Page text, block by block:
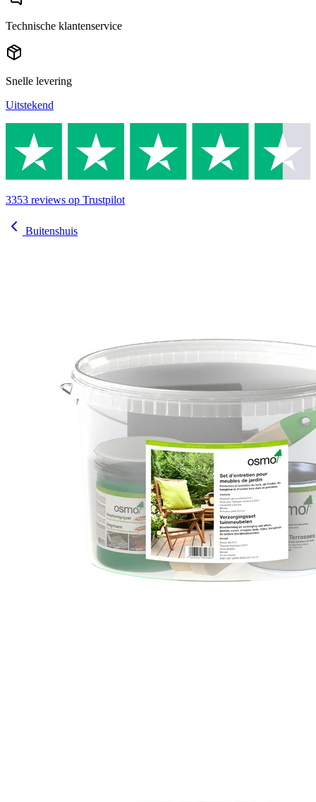
Technische klantenservice
Snelle levering
Uitstekend
3353 reviews op Trustpilot
Buitenshuis